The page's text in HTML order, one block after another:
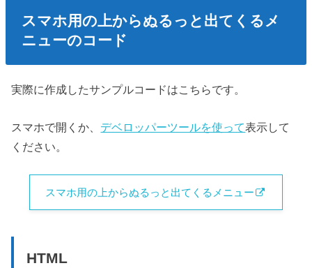
スマホ用の上からぬるっと出てくるメ
ニューのコード
実際に作成したサンプルコードはこちらです。
スマホで開くか、 デベロッパーツールを使って表示して
ください。
スマホ用の上からぬるっと出てくるメニュー
HTML